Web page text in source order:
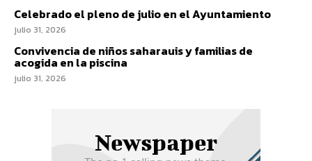
Celebrado el pleno de julio en el Ayuntamiento
julio 31, 2026
Convivencia de niños saharauis y familias de
acogida en la piscina
julio 31, 2026